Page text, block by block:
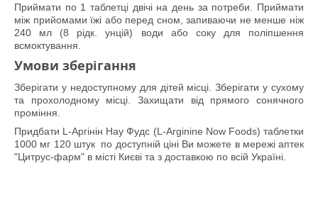
Приймати по 1 таблетці двічі на день за потреби. Приймати
між прийомами їжі або перед сном, запиваючи не менше ніж
240 мл (8 рідк. унцій) води або соку для поліпшення
всмоктування.
Умови зберігання
Зберігати у недоступному для дітей місці. Зберігати у сухому
та прохолодному місці. Захищати від прямого сонячного
проміння.
Придбати L-Аргінін Нау Фудс (L-Arginine Now Foods) таблетки
1000 мг 120 штук по доступній ціні Ви можете в мережі аптек
"Цитрус-фарм" в місті Києві та з доставкою по всій Україні.